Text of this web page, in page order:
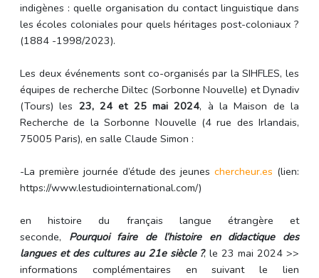
indigènes : quelle organisation du contact linguistique dans
les écoles coloniales pour quels héritages post-coloniaux ?
(1884 -1998/2023).
Les deux événements sont co-organisés par la SIHFLES, les
équipes de recherche Diltec (Sorbonne Nouvelle) et Dynadiv
(Tours) les 23, 24 et 25 mai 2024, à la Maison de la
Recherche de la Sorbonne Nouvelle (4 rue des Irlandais,
75005 Paris), en salle Claude Simon :
-La première journée d’étude des jeuneschercheur.es (lien:
https://www.lestudiointernational.com/)
en histoire du français langue étrangère et
seconde, Pourquoi faire de l’histoire en didactique des
langues et des cultures au 21e siècle ?, le 23 mai 2024 >>
informations complémentaires en suivant le lien